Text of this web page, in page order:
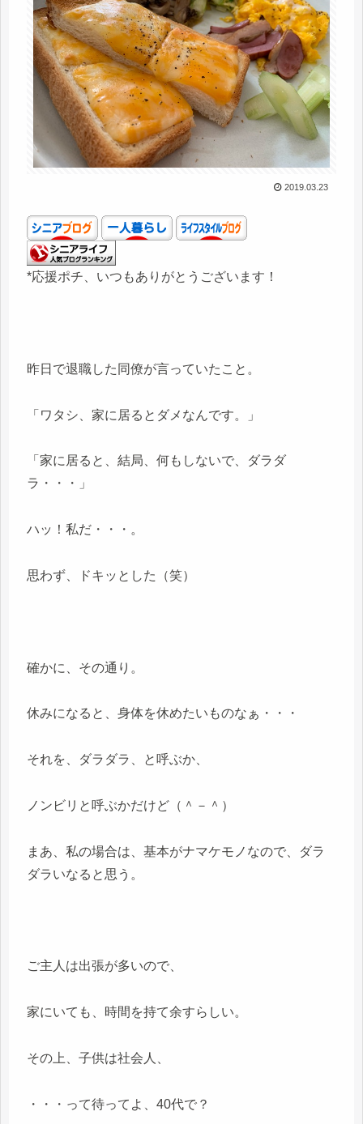
2019.03.23
*応援ポチ、いつもありがとうございます！
昨日で退職した同僚が言っていたこと。
「ワタシ、家に居るとダメなんです。」
「家に居ると、結局、何もしないで、ダラダ
ラ・・・」
ハッ！私だ・・・。
思わず、ドキッとした（笑）
確かに、その通り。
休みになると、身体を休めたいものなぁ・・・
それを、ダラダラ、と呼ぶか、
ノンビリと呼ぶかだけど（＾－＾）
まあ、私の場合は、基本がナマケモノなので、ダラ
ダラいなると思う。
ご主人は出張が多いので、
家にいても、時間を持て余すらしい。
その上、子供は社会人、
・・・って待ってよ、40代で？